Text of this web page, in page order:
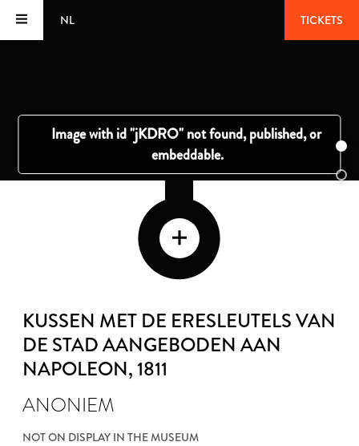
NL TICKETS
KUSSEN MET DE ERESLEUTELS VAN
DE STAD AANGEBODEN AAN
NAPOLEON, 1811
ANONIEM
NOT ON DISPLAY IN THE MUSEUM